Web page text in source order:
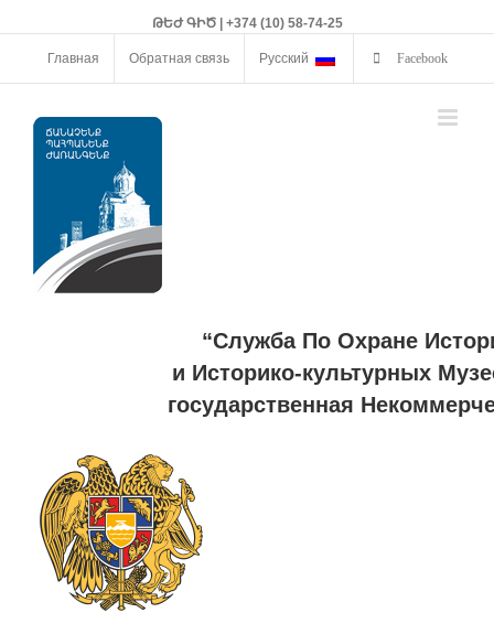
ԹԵԺ ԳԻԾ | +374 (10) 58-74-25
Главная Обратная связь Русский Facebook
“Служба По Охране
и Историко-культурных
государственная